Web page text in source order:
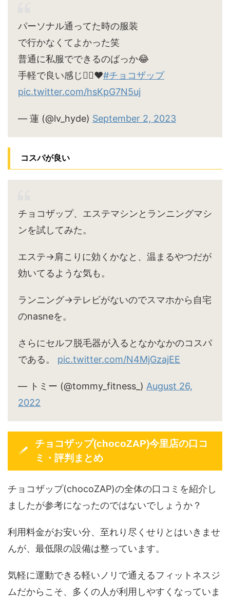
パーソナル通ってた時の服装
で行かなくてよかった笑
普通に私服でできるのばっか😂
手軽で良い感じ🙆‍♀️♥#チョコザップ
pic.twitter.com/hsKpG7N5uj
— 蓮 (@lv_hyde) September 2, 2023
コスパが良い
チョコザップ、エステマシンとランニングマシ
ンを試してみた。
エステ→肩こりに効くかなと、温まるやつだが
効いてるような気も。
ランニング→テレビがないのでスマホから自宅
のnasneを。
さらにセルフ脱毛器が入るとなかなかのコスパ
である。 pic.twitter.com/N4MjGzajEE
— トミー (@tommy_fitness_) August 26,
2022
チョコザップ(chocoZAP)今里店の口コ
ミ・評判まとめ
チョコザップ(chocoZAP)の全体の口コミを紹介し
ましたが参考になったのではないでしょうか？
利用料金がお安い分、至れり尽くせりとはいきませ
んが、最低限の設備は整っています。
気軽に運動できる軽いノリで通えるフィットネスジ
ムだからこそ、多くの人が利用しやすくなっていま